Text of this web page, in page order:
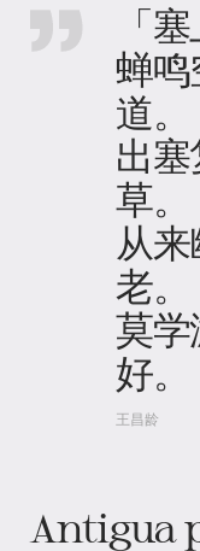
「
蝉
道。
出
草。
从
老。
莫学
好。
王昌龄
Antigua